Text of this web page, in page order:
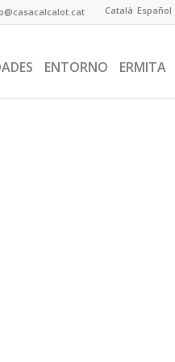
Català Español
ENTORNO ERMITA